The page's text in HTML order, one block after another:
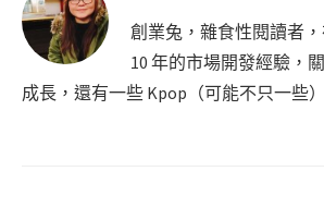
創業兔，雜食性閱讀者
10 年的市場開發經驗，
成長，還有一些 Kpop（可能不只一些